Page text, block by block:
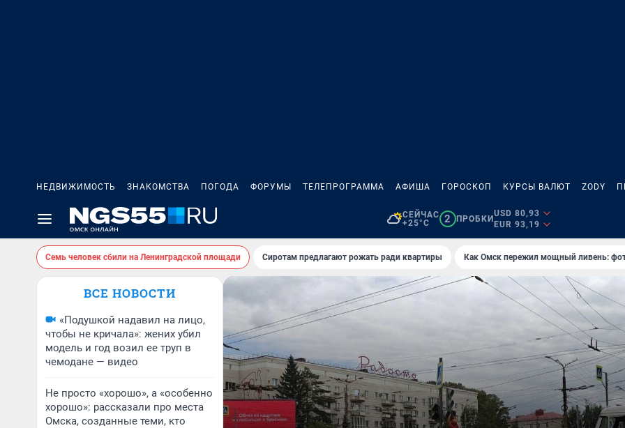
НЕДВИЖИМОСТЬ ЗНАКОМСТВА ПОГОДА ФОРУМЫ ТЕЛЕПРОГРАММА АФИША ГОРОСКОП КУРСЫ ВАЛЮТ ZODY
СЕЙЧАС
+25°C
2 ПРОБКИ
USD 80,93
EUR 93,19
Семь человек сбили на Ленинградской площади Сиротам предлагают рожать ради квартиры Как Омск пережил мощный ливень:
ВСЕ НОВОСТИ
«Подушкой надавил на лицо,
чтобы не кричала»: жених убил
модель и год возил ее труп в
чемодане — видео
Не просто «хорошо», а «особенно
хорошо»: рассказали про места
Омска, созданные теми, кто